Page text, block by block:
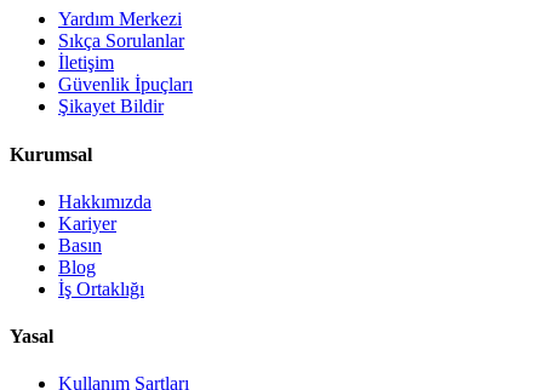
Yardım Merkezi
Sıkça Sorulanlar
İletişim
Güvenlik İpuçları
Şikayet Bildir
Kurumsal
Hakkımızda
Kariyer
Basın
Blog
İş Ortaklığı
Yasal
Kullanım Şartları